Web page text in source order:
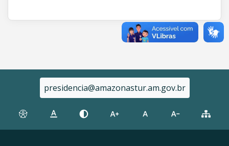
presidencia@amazonastur.am.gov.br